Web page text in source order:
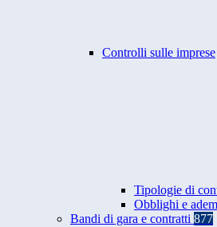
Controlli sulle imprese
Tipologie di
Obblighi e
Bandi di gara e contratti 877